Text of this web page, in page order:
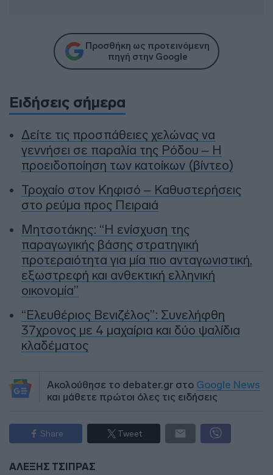
Προσθήκη ως προτεινόμενη
πηγή στην Google
Ειδήσεις σήμερα
Δείτε τις προσπάθειες χελώνας να
γεννήσει σε παραλία της Ρόδου – Η
προειδοποίηση των κατοίκων (βίντεο)
Τροχαίο στον Κηφισό – Καθυστερήσεις
στο ρεύμα προς Πειραιά
Μητσοτάκης: “Η ενίσχυση της
παραγωγικής βάσης στρατηγική
προτεραιότητα για μία πιο ανταγωνιστική,
εξωστρεφή και ανθεκτική ελληνική
οικονομία”
“Ελευθέριος Βενιζέλος”: Συνελήφθη
37χρονος με 4 μαχαίρια και δύο ψαλίδια
κλαδέματος
Ακολούθησε το debater.gr στο Google News
και μάθετε πρώτοι όλες τις ειδήσεις
Share Tweet
ΑΛΕΞΗΣ ΤΣΙΠΡΑΣ